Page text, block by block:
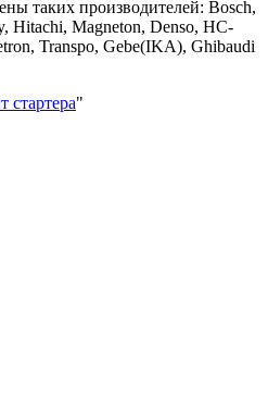
таких производителей: Bosch,
Hitachi, Magneton, Denso, HC-
Transpo, Gebe(IKA), Ghibaudi
стартера"